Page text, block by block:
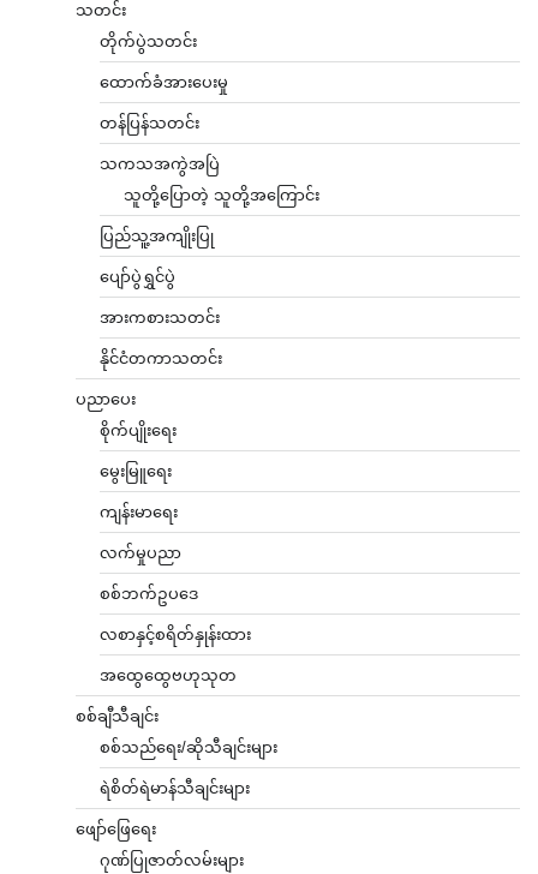
သတင်း
တိုက်ပွဲသတင်း
ထောက်ခံအားပေးမှု
တန်ပြန်သတင်း
သကသအကွဲအပြဲ
သူတို့ပြောတဲ့ သူတို့အကြောင်း
ပြည်သူ့အကျိုးပြု
ပျော်ပွဲရွှင်ပွဲ
အားကစားသတင်း
နိုင်ငံတကာသတင်း
ပညာပေး
စိုက်ပျိုးရေး
မွေးမြူရေး
ကျန်းမာရေး
လက်မှုပညာ
စစ်ဘက်ဥပဒေ
လစာနှင့်စရိတ်နှုန်းထား
အထွေထွေဗဟုသုတ
စစ်ချီသီချင်း
စစ်သည်ရေး/ဆိုသီချင်းများ
ရဲစိတ်ရဲမာန်သီချင်းများ
ဖျော်ဖြေရေး
ဂုဏ်ပြုဇာတ်လမ်းများ